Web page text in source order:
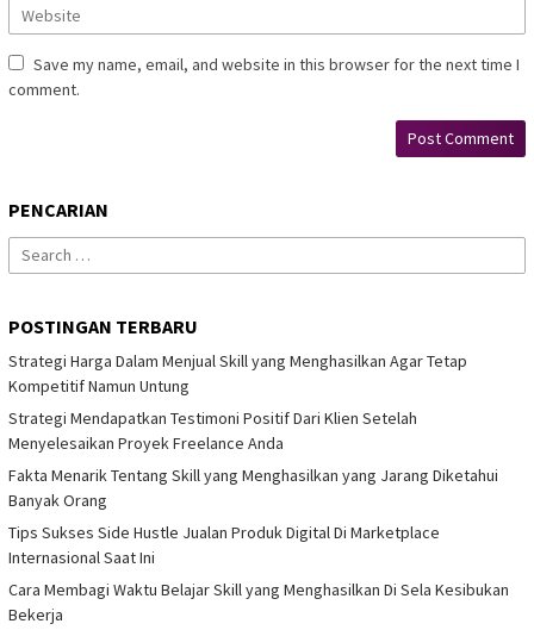
Save my name, email, and website in this browser for the next time I
comment.
PENCARIAN
Search
for:
POSTINGAN TERBARU
Strategi Harga Dalam Menjual Skill yang Menghasilkan Agar Tetap
Kompetitif Namun Untung
Strategi Mendapatkan Testimoni Positif Dari Klien Setelah
Menyelesaikan Proyek Freelance Anda
Fakta Menarik Tentang Skill yang Menghasilkan yang Jarang Diketahui
Banyak Orang
Tips Sukses Side Hustle Jualan Produk Digital Di Marketplace
Internasional Saat Ini
Cara Membagi Waktu Belajar Skill yang Menghasilkan Di Sela Kesibukan
Bekerja